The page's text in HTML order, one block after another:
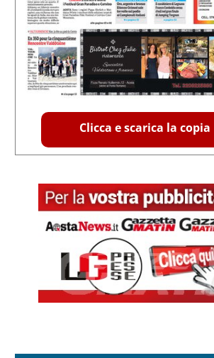
Clicca e scarica la copia